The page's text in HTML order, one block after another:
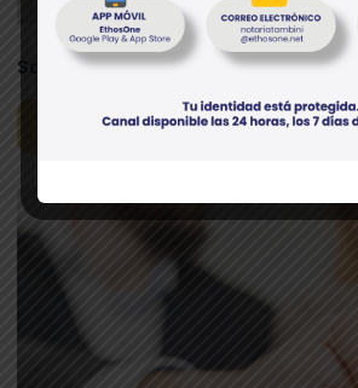
Solicitud de Ampliación de
Descargar documento